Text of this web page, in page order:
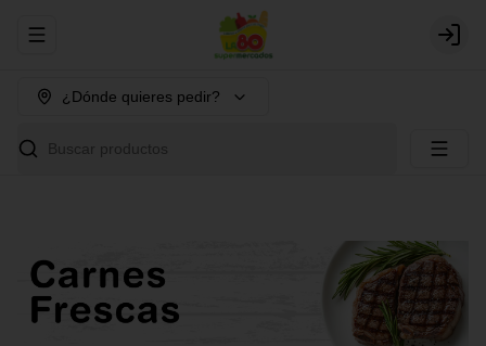
Abrir menu de navegación Login
¿Dónde quieres pedir?
Buscar productos